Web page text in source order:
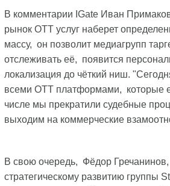
В комментарии IGate Иван
рынок ОТТ услуг наберет
массу, он позволит медиагрупп
отслеживать её, появится
локализация до чёткий ниш.
всеми ОТТ платформами, которые
числе мы прекратили судебные
выходим на коммерческие
В свою очередь, Фёдор
стратегическому развитию группы